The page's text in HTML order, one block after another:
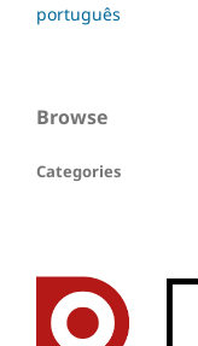
português
Browse
Categories